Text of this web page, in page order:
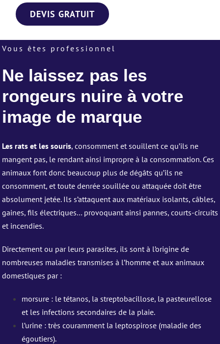
DEVIS GRATUIT
Vous êtes professionnel
Ne laissez pas les
rongeurs nuire à votre
image de marque
Les rats et les souris, consomment et souillent ce qu’ils ne
mangent pas, le rendant ainsi impropre à la consommation. Ces
animaux font donc beaucoup plus de dégâts qu’ils ne
consomment, et toute denrée souillée ou attaquée doit être
absolument jetée. Ils s’attaquent aux matériaux isolants, câbles,
gaines, fils électriques… provoquant ainsi pannes, courts-circuits
et incendies.
Directement ou par leurs parasites, ils sont à l’origine de
nombreuses maladies transmises à l’homme et aux animaux
domestiques par :
morsure : le tétanos, la streptobacillose, la pasteurellose
et les infections secondaires de la plaie.
l’urine : très couramment la leptospirose (maladie des
égoutiers).